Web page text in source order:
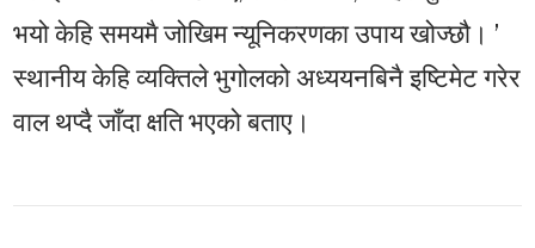
भयो केहि समयमै जोखिम न्यूनिकरणका उपाय खोज्छौ। ’
स्थानीय केहि व्यक्तिले भुगोलको अध्ययनबिनै इष्टिमेट गरेर
वाल थप्दै जाँदा क्षति भएको बताए।